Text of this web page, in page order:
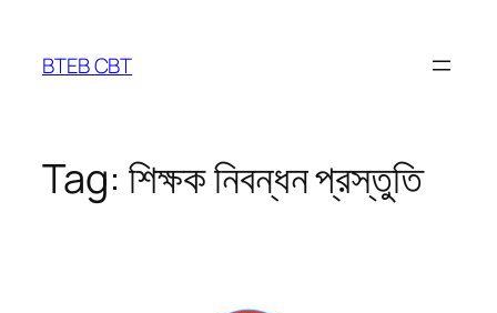
content
BTEB CBT
Tag: শিক্ষক নিবন্ধন প্রস্তুতি